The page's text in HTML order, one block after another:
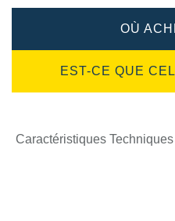
OÙ
EST-CE QUE
Caractéristiques Techniques